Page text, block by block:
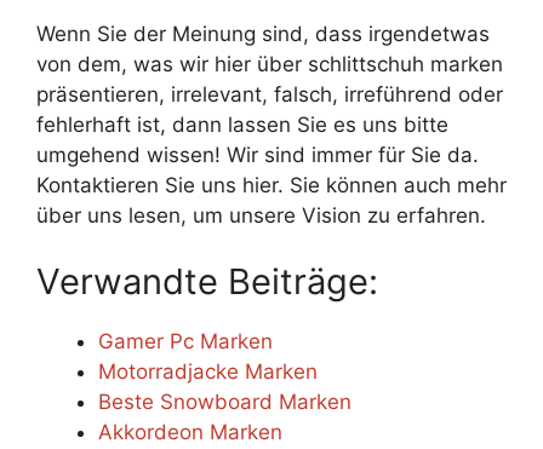
Wenn Sie der Meinung sind, dass irgendetwas
von dem, was wir hier über schlittschuh marken
präsentieren, irrelevant, falsch, irreführend oder
fehlerhaft ist, dann lassen Sie es uns bitte
umgehend wissen! Wir sind immer für Sie da.
Kontaktieren Sie uns hier. Sie können auch mehr
über uns lesen, um unsere Vision zu erfahren.
Verwandte Beiträge:
Gamer Pc Marken
Motorradjacke Marken
Beste Snowboard Marken
Akkordeon Marken